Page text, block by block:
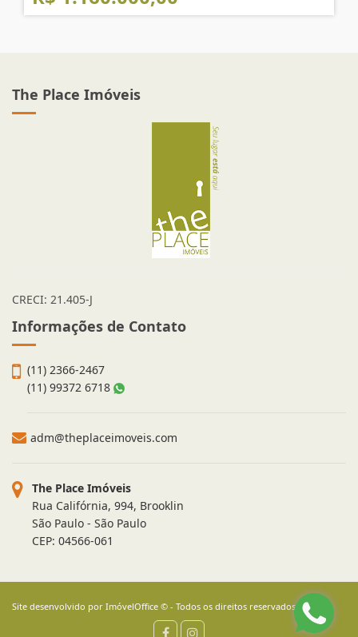
The Place Imóveis
CRECI: 21.405-J
Informações de Contato
(11) 2366-2467
(11) 99372 6718
adm@theplaceimoveis.com
The Place Imóveis
Rua Califórnia, 994, Brooklin
São Paulo - São Paulo
CEP: 04566-061
Site desenvolvido por ImóvelOffice © - Todos os direitos reservados